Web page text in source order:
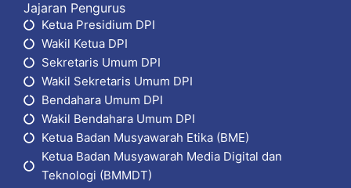
o
k
r
Jajaran Pengurus
Ketua Presidium DPI
Wakil Ketua DPI
Sekretaris Umum DPI
Wakil Sekretaris Umum DPI
Bendahara Umum DPI
Wakil Bendahara Umum DPI
Ketua Badan Musyawarah Etika (BME)
Ketua Badan Musyawarah Media Digital dan
Teknologi (BMMDT)